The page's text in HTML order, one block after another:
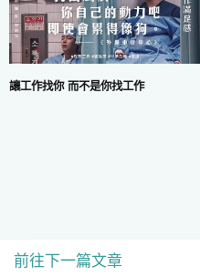
讓工作找你 而不是你找工作
前往下一篇文章COPYRIGHT © 2024